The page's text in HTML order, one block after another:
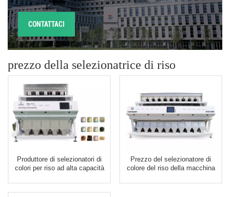
CONTATTACI
prezzo della selezionatrice di riso
Produttore di selezionatori di
colori per riso ad alta capacità
Prezzo del selezionatore di
colore del riso della macchina